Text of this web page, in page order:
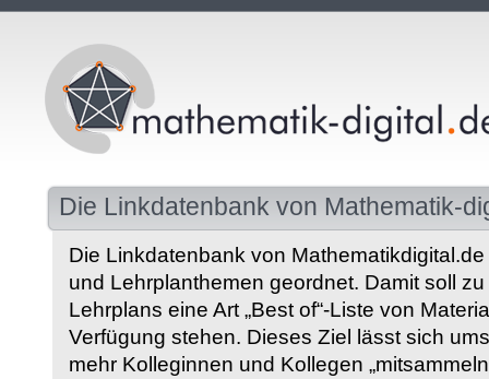
Die Linkdatenbank von Mathematik-
Die Linkdatenbank von
und Lehrplanthemen geordnet. Damit soll
Lehrplans eine Art „Best of“-Liste von
Verfügung stehen. Dieses Ziel lässt sich
mehr Kolleginnen und Kollegen